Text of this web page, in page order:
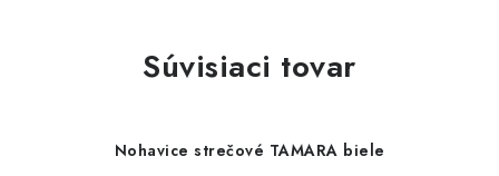
Súvisiaci tovar
Nohavice strečové TAMARA biele